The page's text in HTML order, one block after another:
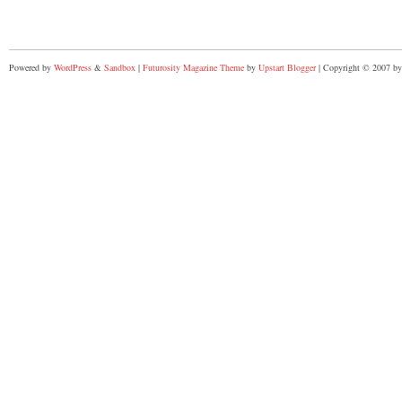
Powered by WordPress & Sandbox | Futurosity Magazine Theme by Upstart Blogger| Copyright © 2007 by